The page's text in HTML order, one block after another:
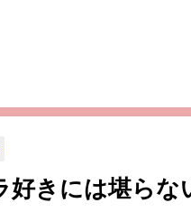
好きには堪らな